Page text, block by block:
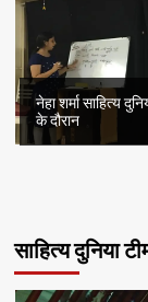
नेहा शर्मा साहित्य
के दौरान
साहित्य दुनिया